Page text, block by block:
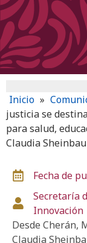
Inicio »
justicia se
para salud,
Claudia
Fecha de
Secretaría
Innovación
Desde Cherán,
Claudia